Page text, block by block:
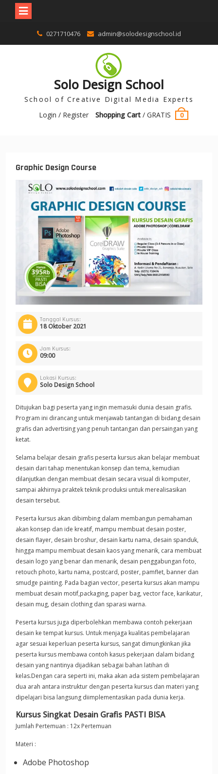
0271710476 admin@solodesignschool.id
Solo Design School
School of Creative Digital Media Experts
Login / Register
Shopping Cart/ GRATIS 0
Graphic Design Course
Tanggal Kursus:
18 Oktober 2021
Jam Kursus:
09:00
Lokasi Kursus:
Solo Design School
Ditujukan bagi peserta yang ingin memasuki dunia desain grafis.
Program ini dirancang untuk menjawab tantangan di bidang desain
grafis dan advertising yang penuh tantangan dan persaingan yang
ketat.
Selama belajar desain grafis peserta kursus akan belajar membuat
desain dari tahap menentukan konsep dan tema, kemudian
dilanjutkan dengan membuat desain secara visual di komputer,
sampai akhirnya praktek teknik produksi untuk merealisasikan
desain tersebut.
Peserta kursus akan dibimbing dalam membangun pemahaman
akan konsep dan ide kreatif, mampu membuat desain poster,
desain flayer, desain broshur, desain kartu nama, desain spanduk,
hingga mampu membuat desain kaos yang menarik, cara membuat
desain logo yang benar dan menarik, desain penggabungan foto,
retouch photo, kartu nama, postcard, poster, pamflet, banner dan
smudge painting. Pada bagian vector, peserta kursus akan mampu
membuat desain motif,packaging, paper bag, vector face, karikatur,
desain mug, desain clothing dan sparasi warna.
Peserta kursus juga diperbolehkan membawa contoh pekerjaan
desain ke tempat kursus. Untuk menjaga kualitas pembelajaran
agar sesuai keperluan peserta kursus, sangat dimungkinkan jika
peserta kursus membawa contoh kasus pekerjaan dalam bidang
desain yang nantinya dijadikan sebagai bahan latihan di
kelas.Dengan cara seperti ini, maka akan ada sistem pembelajaran
dua arah antara instruktur dengan peserta kursus dan materi yang
dipelajari bisa langsung diimplementasikan pada dunia kerja.
Kursus Singkat Desain Grafis PASTI BISA
Jumlah Pertemuan : 12x Pertemuan
Materi :
Adobe Photoshop